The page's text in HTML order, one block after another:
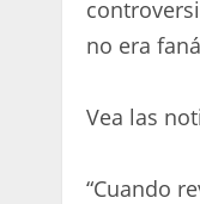
no era
Vea las
“Cuando